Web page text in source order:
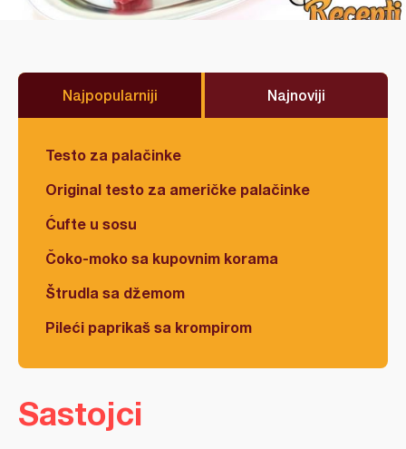
Najpopularniji Najnoviji
Testo za palačinke
Original testo za američke palačinke
Ćufte u sosu
Čoko-moko sa kupovnim korama
Štrudla sa džemom
Pileći paprikaš sa krompirom
Sastojci